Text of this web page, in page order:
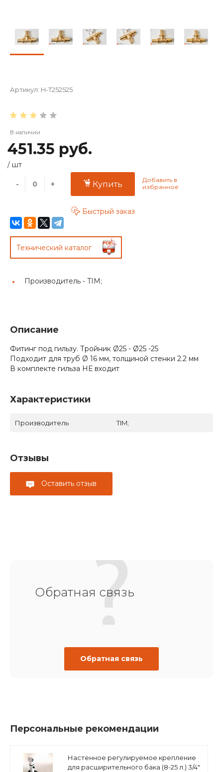
Артикул: H-T252525
В наличии
451.35 руб.
/ шт
- + Купить
Быстрый заказ
Технический каталог
Производитель - TIM;
Описание
Фитинг под гильзу. Тройник Ø25 - Ø25 -25
Подходит для труб Ø 16 мм, толщиной стенки 2.2 мм
В комплекте гильза НЕ входит
Характеристики
Производитель TIM;
Отзывы
Оставить отзыв
Обратная связь
Обратная связь
Персональные рекомендации
Настенное регулируемое крепление
для расширительного бака (8-25 л.) 3/4"